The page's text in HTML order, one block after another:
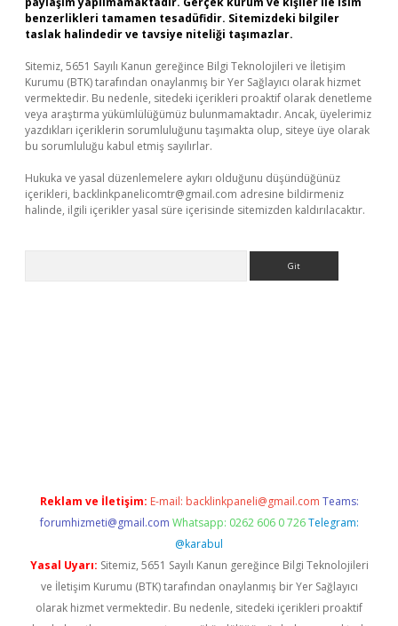
benzerlikleri tamamen tesadüfidir. Sitemizdeki bilgiler
taslak halindedir ve tavsiye niteliği taşımazlar.
Sitemiz, 5651 Sayılı Kanun gereğince Bilgi Teknolojileri ve İletişim
Kurumu (BTK) tarafından onaylanmış bir Yer Sağlayıcı olarak hizmet
vermektedir. Bu nedenle, sitedeki içerikleri proaktif olarak denetleme
veya araştırma yükümlülüğümüz bulunmamaktadır. Ancak, üyelerimiz
yazdıkları içeriklerin sorumluluğunu taşımakta olup, siteye üye olarak
bu sorumluluğu kabul etmiş sayılırlar.
Hukuka ve yasal düzenlemelere aykırı olduğunu düşündüğünüz
içerikleri, backlinkpanelicomtr@gmail.com adresine bildirmeniz
halinde, ilgili içerikler yasal süre içerisinde sitemizden kaldırılacaktır.
Reklam ve İletişim: E-mail: backlinkpaneli@gmail.com Teams:
forumhizmeti@gmail.com Whatsapp: 0262 606 0 726 Telegram:
@karabul
Yasal Uyarı: Sitemiz, 5651 Sayılı Kanun gereğince Bilgi Teknolojileri
ve İletişim Kurumu (BTK) tarafından onaylanmış bir Yer Sağlayıcı
olarak hizmet vermektedir. Bu nedenle, sitedeki içerikleri proaktif